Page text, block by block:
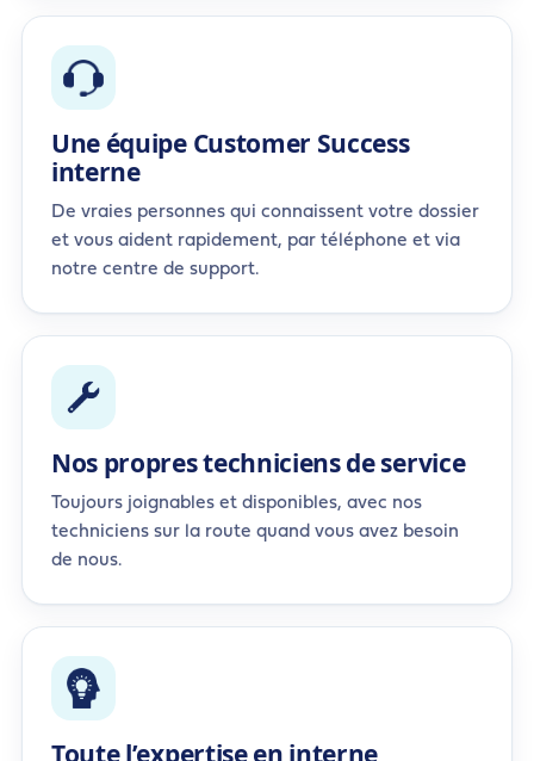
Une équipe Customer Success
interne
De vraies personnes qui connaissent votre dossier
et vous aident rapidement, par téléphone et via
notre centre de support.
Nos propres techniciens de service
Toujours joignables et disponibles, avec nos
techniciens sur la route quand vous avez besoin
de nous.
Toute l’expertise en interne